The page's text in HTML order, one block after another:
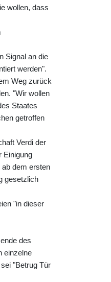
wollen, dass
Signal an die
werden".
Weg zurück
"Wir wollen
Staates
getroffen
Verdi der
Einigung
dem ersten
gesetzlich
"in dieser
des
einzelne
"Betrug Tür